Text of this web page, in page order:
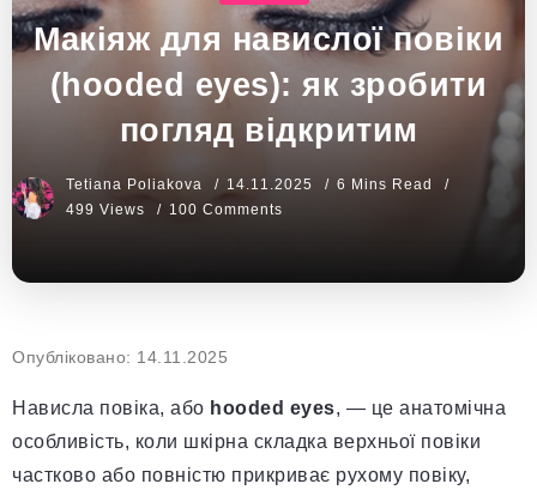
Макіяж для навислої повіки
(hooded eyes): як зробити
погляд відкритим
Tetiana Poliakova 14.11.2025
6 Mins Read
499 Views
100 Comments
Опубліковано: 14.11.2025
Нависла повіка, або hooded eyes, — це анатомічна
особливість, коли шкірна складка верхньої повіки
частково або повністю прикриває рухому повіку,